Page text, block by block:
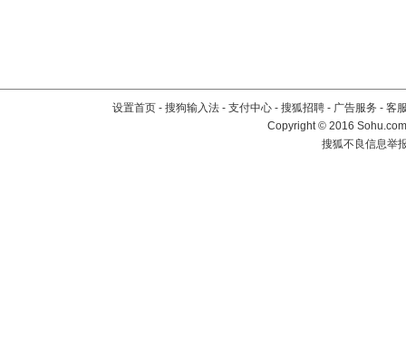
设置首页 - 搜狗输入法 - 支付中心 - 搜狐招聘 - 广告服务 - 客
Copyright©2016
搜狐不良信息举